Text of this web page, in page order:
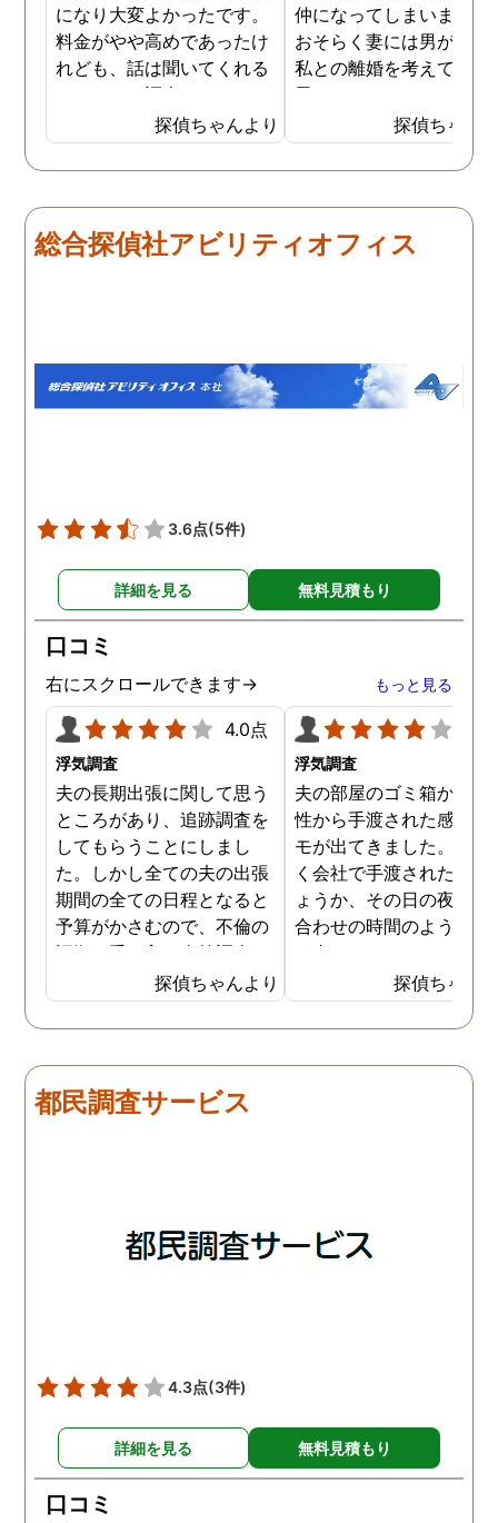
になり大変よかったです。
料金がやや高めであったけ
れども、話は聞いてくれる
しきちんと調査してくれる
しで非常に満足していま
す。調査が終わった後もし
っかりとサポートしていた
になりました。さすが調査
のプロフェッショナルだと
探偵ちゃんより
仲になってしまいました
おそらく妻には男がおり
私との離婚を考えている
思います。そこでどうせ
婚をするのならと思い、
の不倫の証拠を押さえて
から離婚を提案すること
みの日に妻は外出するこ
が多く、探偵にもその旨
入り、妻が男とラブホテ
に入って行った瞬間を押
えたとのことでした。あ
探偵ちゃん
総合探偵社アビリティオフィス
3.6点(5件)
詳細を見る 無料見積もり
口コミ
右にスクロールできます→ もっと見る
4.0点
浮気調査
夫の長期出張に関して思う
ところがあり、追跡調査を
してもらうことにしまし
た。しかし全ての夫の出張
期間の全ての日程となると
予算がかさむので、不倫の
証拠が手に入り次第調査を
打ち切ってもらう契約にし
ました。調査初日、その日
は夫は本当に仕事をしてい
目、夫は仕事を休みにして
おり、出張先で女性と1日
拠を手に入れることができ
探偵ちゃんより
浮気調査
夫の部屋のゴミ箱から、
性から手渡された感じの
モが出てきました。おそ
く会社で手渡されたので
ょうか、その日の夜の待
合わせの時間のようなも
が書かれていました。こ
時になんとなく嫌な予感
したので、夫の身辺調査
会社での過ごし方を探偵
探偵に夫の会社の場所を
れました。調査の結果、
す。探偵の説明は全て調
報告書にも書かれており
写真を確認することもで
探偵ちゃん
都民調査サービス
4.3点(3件)
詳細を見る 無料見積もり
口コミ